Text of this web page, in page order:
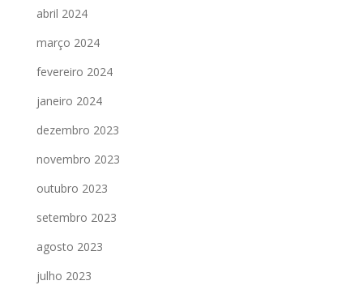
abril 2024
março 2024
fevereiro 2024
janeiro 2024
dezembro 2023
novembro 2023
outubro 2023
setembro 2023
agosto 2023
julho 2023